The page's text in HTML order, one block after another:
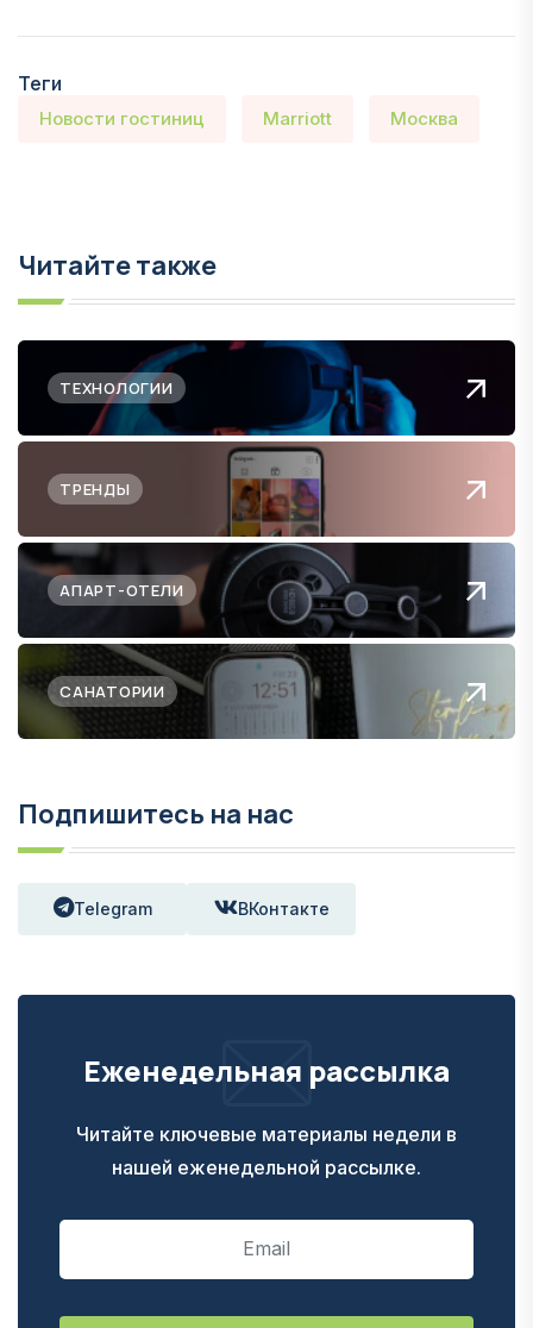
Теги
Новости гостиниц Marriott Москва
Читайте также
ТЕХНОЛОГИИ
ТРЕНДЫ
АПАРТ-ОТЕЛИ
САНАТОРИИ
Подпишитесь на нас
Telegram ВКонтакте
Еженедельная рассылка
Читайте ключевые материалы недели в
нашей еженедельной рассылке.